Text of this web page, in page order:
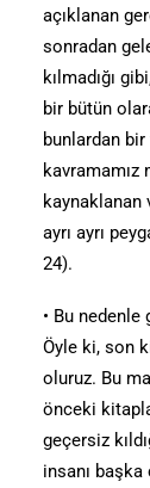
açıklanan
sonradan
kılmadığı
bir bütün
bunlardan
kavramamız
kaynaklanan
ayrı ayrı
24).
• Bu nedenle
Öyle ki, son
oluruz. Bu
önceki
geçersiz
insanı başka